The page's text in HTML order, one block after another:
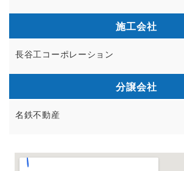
施工会社
長谷工コーポレーション
分譲会社
名鉄不動産